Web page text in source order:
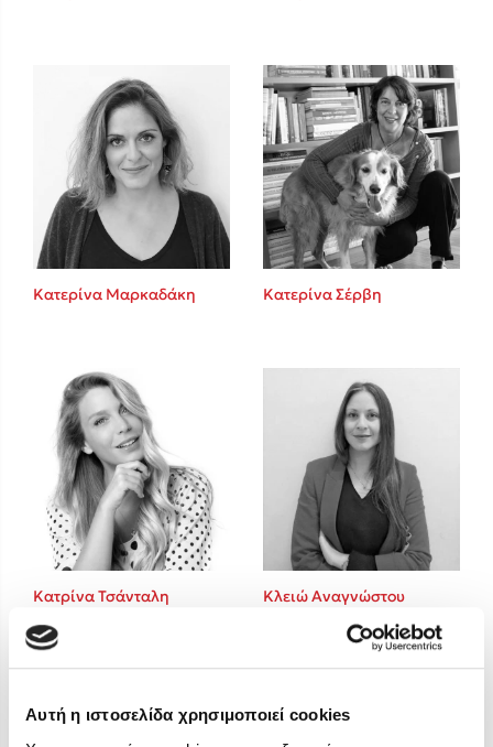
Αυτή η ιστοσελίδα χρησιμοποιεί cookies
Δημοφιλείς Συγγραφείς
Φυστίκι ΠουΚυλάει
Παύλος Καστανάς
El Sombrero
Στέφανος Ξενάκης
Sebastian Fitzek
Lucinda Riley
Mimi Matthews
Benzamin Bécue
Rebecca Yarros
Teo Benedetti
Τζένη Κουτσοδημητροπούλου
Ali Hazelwood
Cori Doerrfeld
Pierdomenico Baccalario
Δανάη Ιμπραχήμ
Κατερίνα Μαρκαδάκη Κατερίνα Σέρβη
Κατρίνα Τσάνταλη Κλειώ Αναγνώστου